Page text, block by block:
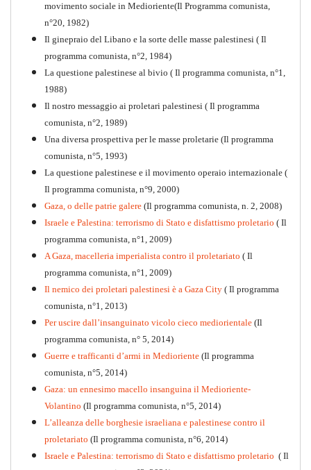
1917-2017 Ieri Oggi Domani
PDF Quaderno n°9
Per la difesa intransigente
movimento sociale in Medioriente(Il Programma comunista,
n°20, 1982)
Il ginepraio del Libano e la sorte delle masse palestinesi ( Il
programma comunista, n°2, 1984)
La questione palestinese al bivio ( Il programma comunista, n°1,
1988)
Il nostro messaggio ai proletari palestinesi ( Il programma
comunista, n°2, 1989)
Una diversa prospettiva per le masse proletarie (Il programma
comunista, n°5, 1993)
La questione palestinese e il movimento operaio internazionale (
Il programma comunista, n°9, 2000)
Gaza, o delle patrie galere (Il programma comunista, n. 2, 2008)
Israele e Palestina: terrorismo di Stato e disfattismo proletario ( Il
programma comunista, n°1, 2009)
A Gaza, macelleria imperialista contro il proletariato ( Il
programma comunista, n°1, 2009)
Il nemico dei proletari palestinesi è a Gaza City ( Il programma
comunista, n°1, 2013)
Per uscire dall’insanguinato vicolo cieco mediorientale (Il
programma comunista, n° 5, 2014)
Guerre e trafficanti d’armi in Medioriente (Il programma
comunista, n°5, 2014)
Gaza: un ennesimo macello insanguina il Medioriente-
Volantino (Il programma comunista, n°5, 2014)
L’alleanza delle borghesie israeliana e palestinese contro il
proletariato (Il programma comunista, n°6, 2014)
Israele e Palestina: terrorismo di Stato e disfattismo proletario ( Il